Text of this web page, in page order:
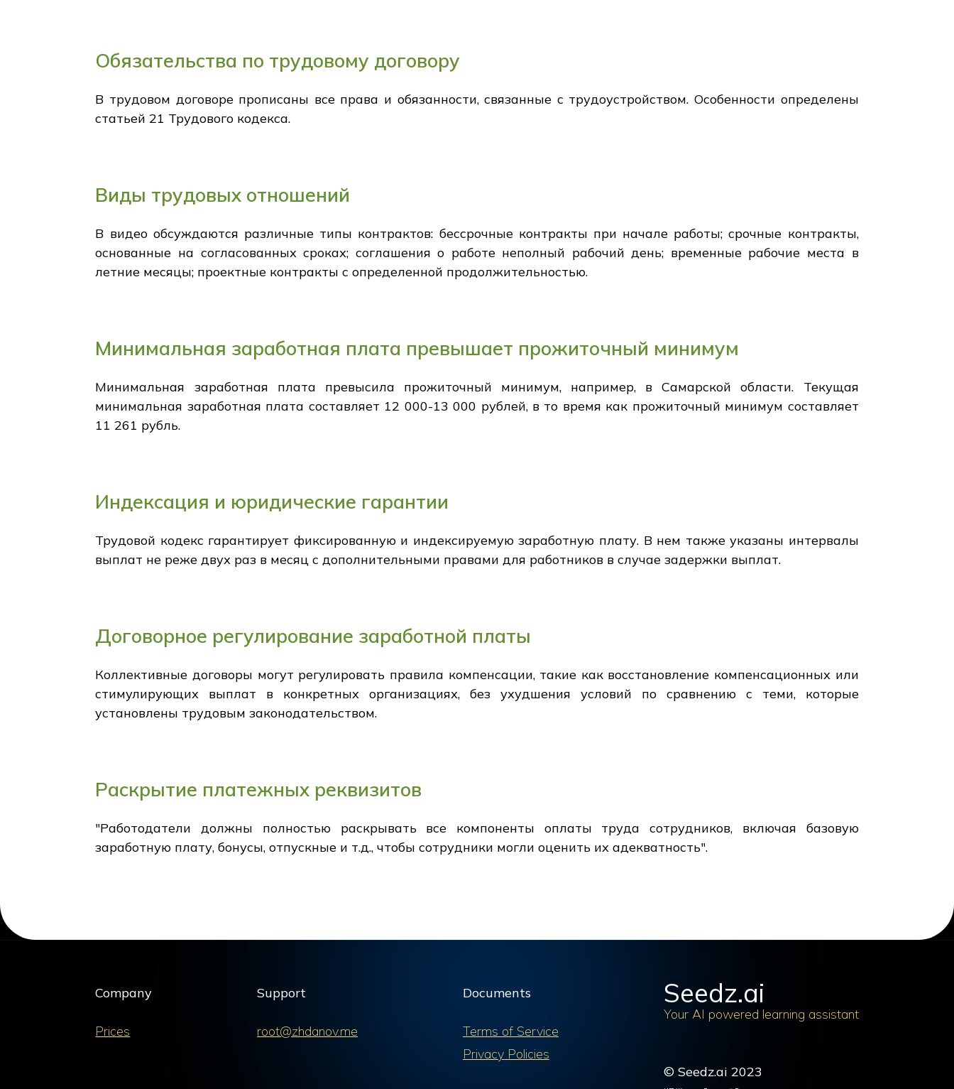
Обязательства по трудовому договору
В трудовом договоре прописаны все права и обязанности, связанные с трудоустройством. Особенности определены
статьей 21 Трудового кодекса.
Виды трудовых отношений
В видео обсуждаются различные типы контрактов: бессрочные контракты при начале работы; срочные контракты,
основанные на согласованных сроках; соглашения о работе неполный рабочий день; временные рабочие места в
летние месяцы; проектные контракты с определенной продолжительностью.
Минимальная заработная плата превышает прожиточный минимум
Минимальная заработная плата превысила прожиточный минимум, например, в Самарской области. Текущая
минимальная заработная плата составляет 12 000-13 000 рублей, в то время как прожиточный минимум составляет
11 261 рубль.
Индексация и юридические гарантии
Трудовой кодекс гарантирует фиксированную и индексируемую заработную плату. В нем также указаны интервалы
выплат не реже двух раз в месяц с дополнительными правами для работников в случае задержки выплат.
Договорное регулирование заработной платы
Коллективные договоры могут регулировать правила компенсации, такие как восстановление компенсационных или
стимулирующих выплат в конкретных организациях, без ухудшения условий по сравнению с теми, которые
установлены трудовым законодательством.
Раскрытие платежных реквизитов
"Работодатели должны полностью раскрывать все компоненты оплаты труда сотрудников, включая базовую
заработную плату, бонусы, отпускные и т.д., чтобы сотрудники могли оценить их адекватность".
Company
Prices
Support
root@zhdanov.me
Documents
Terms of Service
Privacy Policies
Seedz.ai
Your AI powered learning assistant
© Seedz.ai 2023